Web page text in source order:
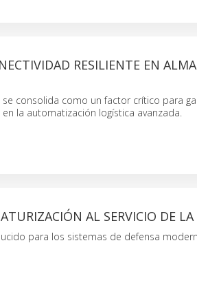
RESILIENTE EN
consolida como un factor crítico para
la automatización logística avanzada.
AL SERVICIO DE
para los sistemas de defensa